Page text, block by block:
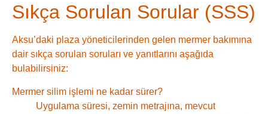
Sıkça Sorulan Sorular (SSS)
Aksu’daki plaza yöneticilerinden gelen mermer bakımına
dair sıkça sorulan soruları ve yanıtlarını aşağıda
bulabilirsiniz:
Mermer silim işlemi ne kadar sürer?
Uygulama süresi, zemin metrajına, mevcut